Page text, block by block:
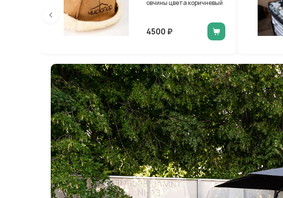
овчины цвета коричневый
4500 ₽